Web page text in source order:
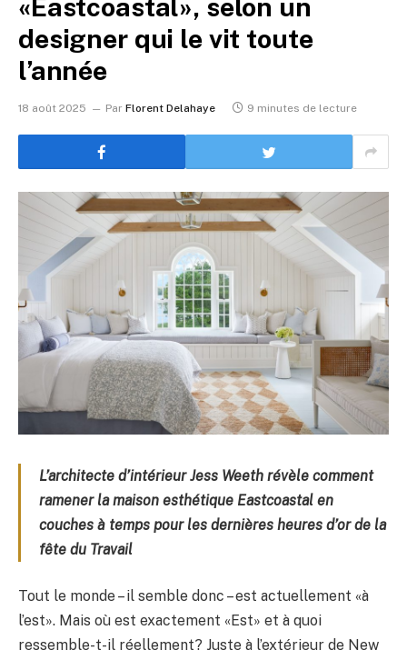
«Eastcoastal», selon un
designer qui le vit toute
l’année
18 août 2025 Par Florent Delahaye 9 minutes de lecture
L’architecte d’intérieur Jess Weeth révèle comment
ramener la maison esthétique Eastcoastal en
couches à temps pour les dernières heures d’or de la
fête du Travail
Tout le monde – il semble donc – est actuellement «à
l’est». Mais où est exactement «Est» et à quoi
ressemble-t-il réellement? Juste à l’extérieur de New